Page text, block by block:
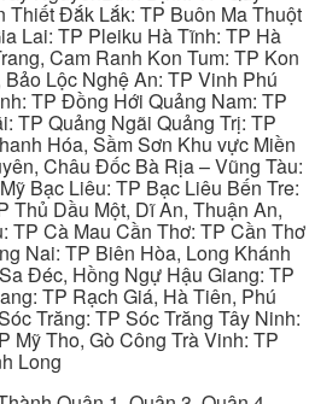
Thiết Đắk Lắk: TP Buôn Ma Thuột
Lai: TP Pleiku Hà Tĩnh: TP Hà
Cam Ranh Kon Tum: TP Kon
Lộc Nghệ An: TP Vinh Phú
TP Đồng Hới Quảng Nam: TP
TP Quảng Ngãi Quảng Trị: TP
Hóa, Sầm Sơn Khu vực Miền
Châu Đốc Bà Rịa – Vũng Tàu:
Bạc Liêu: TP Bạc Liêu Bến Tre:
Thủ Dầu Một, Dĩ An, Thuận An,
TP Cà Mau Cần Thơ: TP Cần Thơ
Nai: TP Biên Hòa, Long Khánh
Đéc, Hồng Ngự Hậu Giang: TP
TP Rạch Giá, Hà Tiên, Phú
Trăng: TP Sóc Trăng Tây Ninh:
Mỹ Tho, Gò Công Trà Vinh: TP
Long